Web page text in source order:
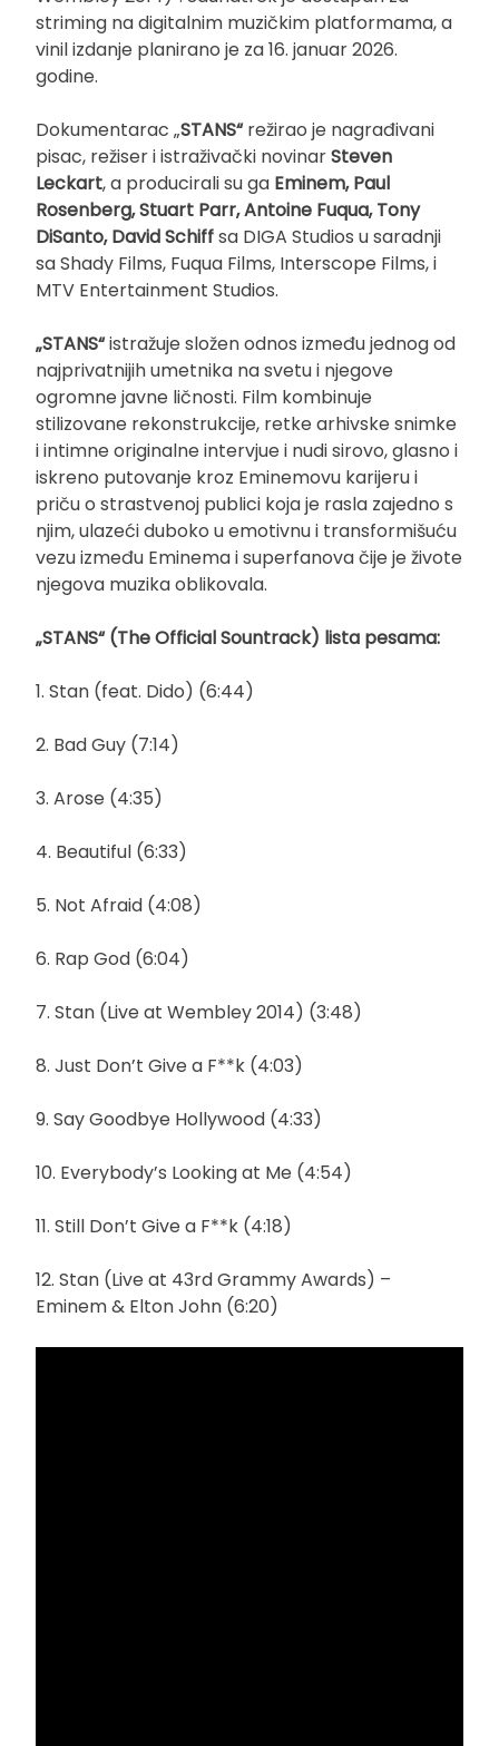
striming na digitalnim muzičkim platformama, a
vinil izdanje planirano je za 16. januar 2026.
godine.
Dokumentarac „STANS“režirao je nagrađivani
pisac, režiser i istraživački novinarSteven
Leckart, a producirali su ga Eminem, Paul
Rosenberg, Stuart Parr, Antoine Fuqua, Tony
DiSanto, David Schiffsa DIGA Studios u saradnji
sa Shady Films, Fuqua Films, Interscope Films, i
MTV Entertainment Studios.
„STANS“istražuje složen odnos između jednog od
najprivatnijih umetnika na svetu i njegove
ogromne javne ličnosti. Film kombinuje
stilizovane rekonstrukcije, retke arhivske snimke
i intimne originalne intervjue i nudi sirovo, glasno i
iskreno putovanje kroz Eminemovu karijeru i
priču o strastvenoj publici koja je rasla zajedno s
njim, ulazeći duboko u emotivnu i transformišuću
vezu između Eminema i superfanova čije je živote
njegova muzika oblikovala.
„STANS“ (The Official Sountrack) lista pesama:
1. Stan (feat. Dido) (6:44)
2. Bad Guy (7:14)
3. Arose (4:35)
4. Beautiful (6:33)
5. Not Afraid (4:08)
6. Rap God (6:04)
7. Stan (Live at Wembley 2014) (3:48)
8. Just Don’t Give a F**k (4:03)
9. Say Goodbye Hollywood (4:33)
10. Everybody’s Looking at Me (4:54)
11. Still Don’t Give a F**k (4:18)
12. Stan (Live at 43rd Grammy Awards) –
Eminem & Elton John (6:20)